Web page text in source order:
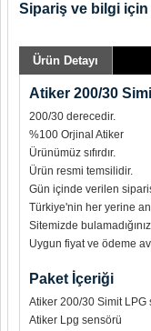
Sipariş ve bilgi için
Ürün Detayı
Atiker 200/30
200/30 derecedir.
%100 Orjinal Atiker
Ürünümüz sıfırdır.
Ürün resmi temsilidir.
Gün içinde verilen
Türkiye'nin her yerine
Sitemizde
Uygun fiyat ve ödeme
Paket İçeriği
Atiker 200/30 Simit LPG
Atiker Lpg sensörü